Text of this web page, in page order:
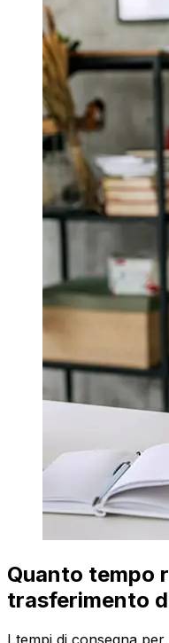
Quanto tempo
trasferimento
I tempi di consegna